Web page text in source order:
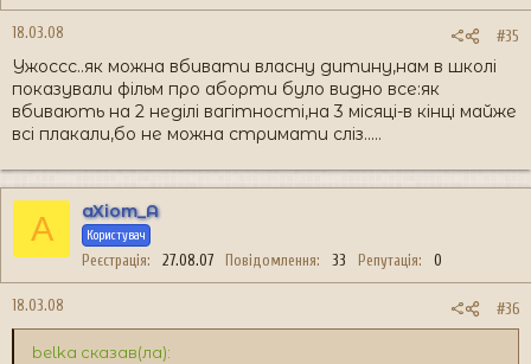
18.03.08 #35
Ужоссс..як можна вбивати власну дитину,нам в школі
показували фільм про аборти було видно все:як
вбивають на 2 неділі вагітності,на 3 місяці-в кінці майже
всі плакали,бо не можна стримати сліз.....
A aXiom_A
Користувач
Реєстрація 27.08.07 Повідомлення 33 Репутація 0
18.03.08 #36
belka сказав(ла):